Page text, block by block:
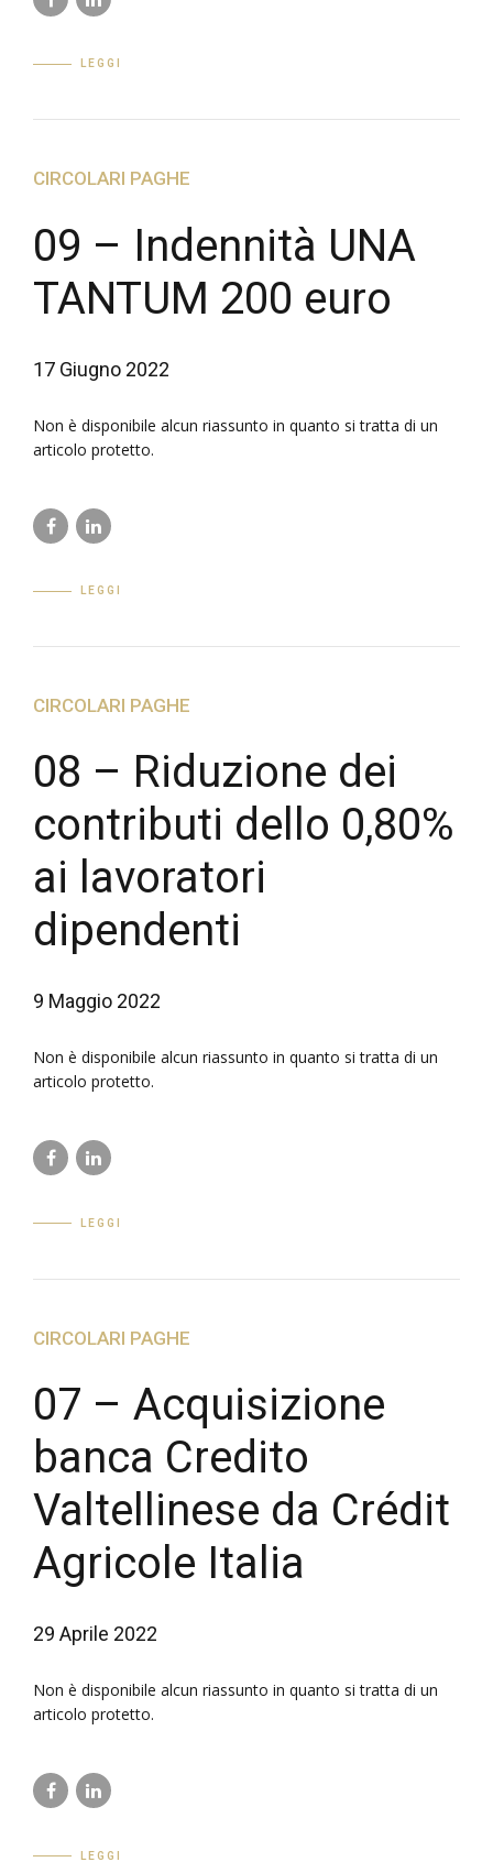
LEGGI
CIRCOLARI PAGHE
09 – Indennità UNA
TANTUM 200 euro
17 Giugno 2022
Non è disponibile alcun riassunto in quanto si tratta di un
articolo protetto.
LEGGI
CIRCOLARI PAGHE
08 – Riduzione dei
contributi dello 0,80%
ai lavoratori
dipendenti
9 Maggio 2022
Non è disponibile alcun riassunto in quanto si tratta di un
articolo protetto.
LEGGI
CIRCOLARI PAGHE
07 – Acquisizione
banca Credito
Valtellinese da Crédit
Agricole Italia
29 Aprile 2022
Non è disponibile alcun riassunto in quanto si tratta di un
articolo protetto.
LEGGI